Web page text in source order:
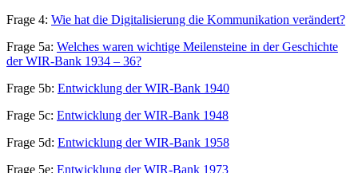
Frage 4: Wie hat die Digitalisierung die Kommunikation verändert?
Frage 5a: Welches waren wichtige Meilensteine in der Geschichte
der WIR-Bank 1934 – 36?
Frage 5b: Entwicklung der WIR-Bank 1940
Frage 5c: Entwicklung der WIR-Bank 1948
Frage 5d: Entwicklung der WIR-Bank 1958
Frage 5e: Entwicklung der WIR-Bank 1973